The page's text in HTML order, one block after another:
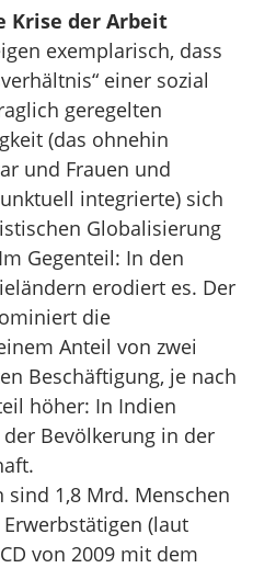
Krise der Arbeit
exemplarisch, dass
einer sozial
geregelten
(das ohnehin
und Frauen und
integrierte) sich
Globalisierung
Gegenteil: In den
erodiert es. Der
die
Anteil von zwei
Beschäftigung, je nach
höher: In Indien
Bevölkerung in der
sind 1,8 Mrd. Menschen
(laut
von 2009 mit dem